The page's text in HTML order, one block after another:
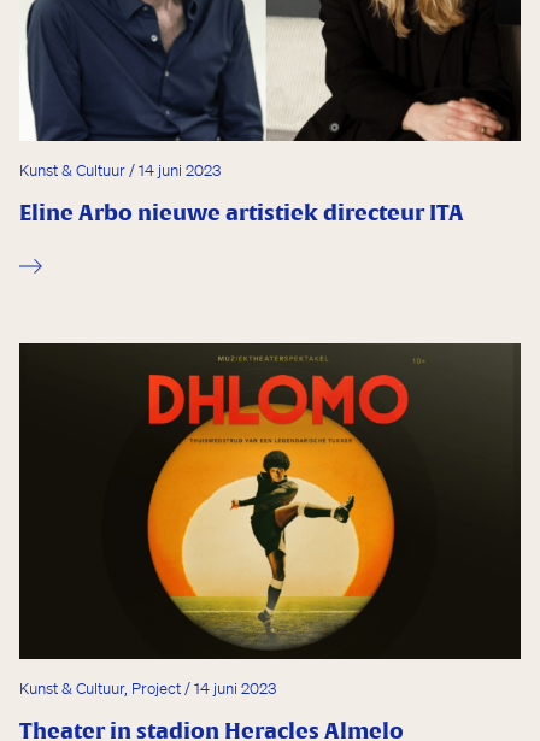
Kunst & Cultuur / 14 juni 2023
Eline Arbo nieuwe artistiek directeur ITA
Kunst & Cultuur, Project / 14 juni 2023
Theater in stadion Heracles Almelo